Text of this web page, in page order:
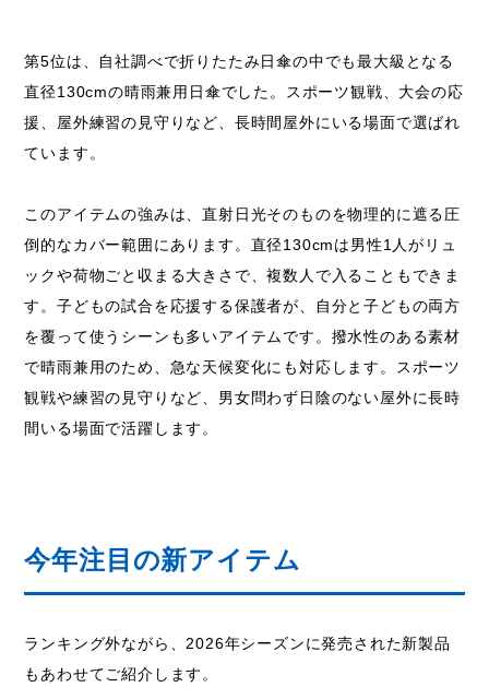
第5位は、自社調べで折りたたみ日傘の中でも最大級となる
直径130cmの晴雨兼用日傘でした。スポーツ観戦、大会の応
援、屋外練習の見守りなど、長時間屋外にいる場面で選ばれ
ています。
このアイテムの強みは、直射日光そのものを物理的に遮る圧
倒的なカバー範囲にあります。直径130cmは男性1人がリュ
ックや荷物ごと収まる大きさで、複数人で入ることもできま
す。子どもの試合を応援する保護者が、自分と子どもの両方
を覆って使うシーンも多いアイテムです。撥水性のある素材
で晴雨兼用のため、急な天候変化にも対応します。スポーツ
観戦や練習の見守りなど、男女問わず日陰のない屋外に長時
間いる場面で活躍します。
今年注目の新アイテム
ランキング外ながら、2026年シーズンに発売された新製品
もあわせてご紹介します。